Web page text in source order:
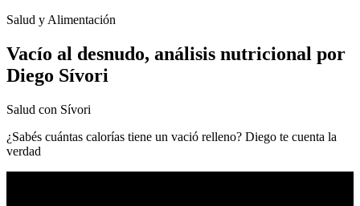
Salud y Alimentación
Vacío al desnudo, análisis nutricional por
Diego Sívori
Salud con Sívori
¿Sabés cuántas calorías tiene un vació relleno? Diego te cuenta la
verdad